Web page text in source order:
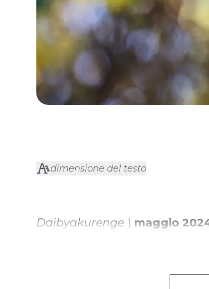
dimensione del testo
Daibyakurenge | maggio